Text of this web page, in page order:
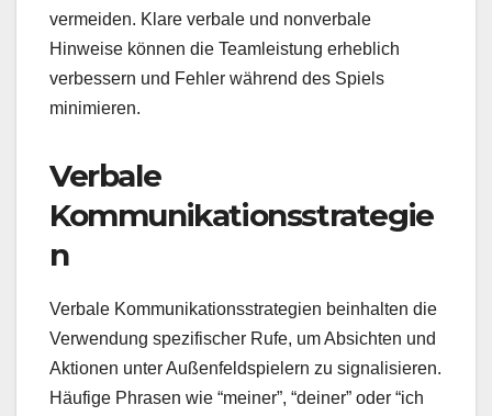
vermeiden. Klare verbale und nonverbale
Hinweise können die Teamleistung erheblich
verbessern und Fehler während des Spiels
minimieren.
Verbale
Kommunikationsstrategie
n
Verbale Kommunikationsstrategien beinhalten die
Verwendung spezifischer Rufe, um Absichten und
Aktionen unter Außenfeldspielern zu signalisieren.
Häufige Phrasen wie “meiner”, “deiner” oder “ich